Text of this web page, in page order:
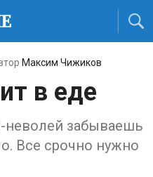
Максим Чижиков
в еде
неволей забываешь
Все срочно нужно